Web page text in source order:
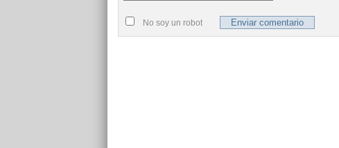
No soy un robot